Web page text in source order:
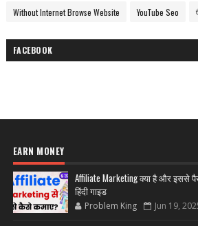
Without Internet Browse Website YouTube Seo
FACEBOOK
EARN MONEY
Affiliate Marketing क्या है और इससे
हिंदी गाइड
Problem King Jun 19,